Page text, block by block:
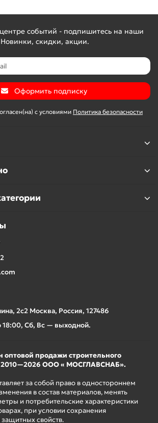
центре событий - подпишитесь на наши
скидки, акции.
Оформить подписку
с условиями Политика безопасности
2с2 Москва, Россия, 127486
18:00, Сб, Вс — выходной.
оптовой продажи строительного
2010—2026 ООО « МОСГЛАВСНАБ».
за собой право в одностороннем
в состав материалов, менять
и потребительские характеристики
при условии сохранения
свойств.